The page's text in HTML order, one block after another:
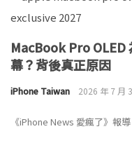
MacBook Pro OLED
幕？背後真正原因
iPhone Taiwan 2026 年 7 月
《iPhone News 愛瘋了》報